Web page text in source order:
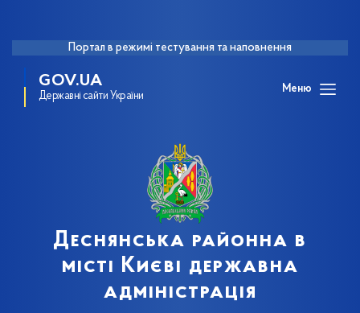
Портал в режимі тестування та наповнення
GOV.UA
Державні сайти України
Меню
Деснянська районна в
місті Києві державна
адміністрація